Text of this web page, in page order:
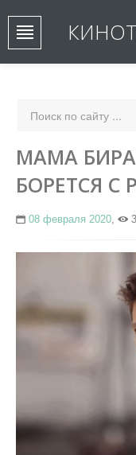
МАМА
БОРЕТСЯ С
08 февраля 2020,